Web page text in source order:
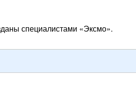
специалистами «Эксмо».